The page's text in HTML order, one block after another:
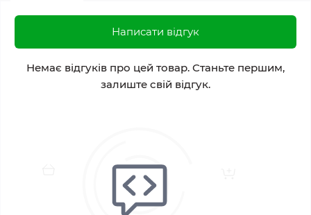
Написати відгук
Немає відгуків про цей товар. Станьте першим,
залиште свій відгук.